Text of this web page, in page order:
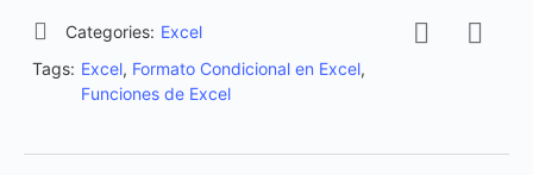
Categories: Excel
Tags: Excel, Formato Condicional en Excel,
Funciones de Excel